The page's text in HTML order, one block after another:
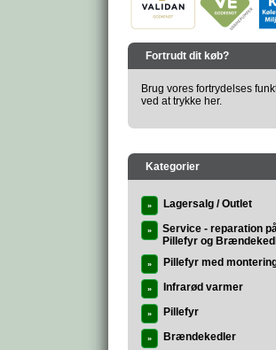
Fortrudt dit køb?
Brug vores fortrydelses
ved at trykke her.
Kategorier
» Lagersalg / Outlet
»
Service - reparation
Pillefyr og
» Pillefyr med
» Infrarød varmer
» Pillefyr
» Brændekedler